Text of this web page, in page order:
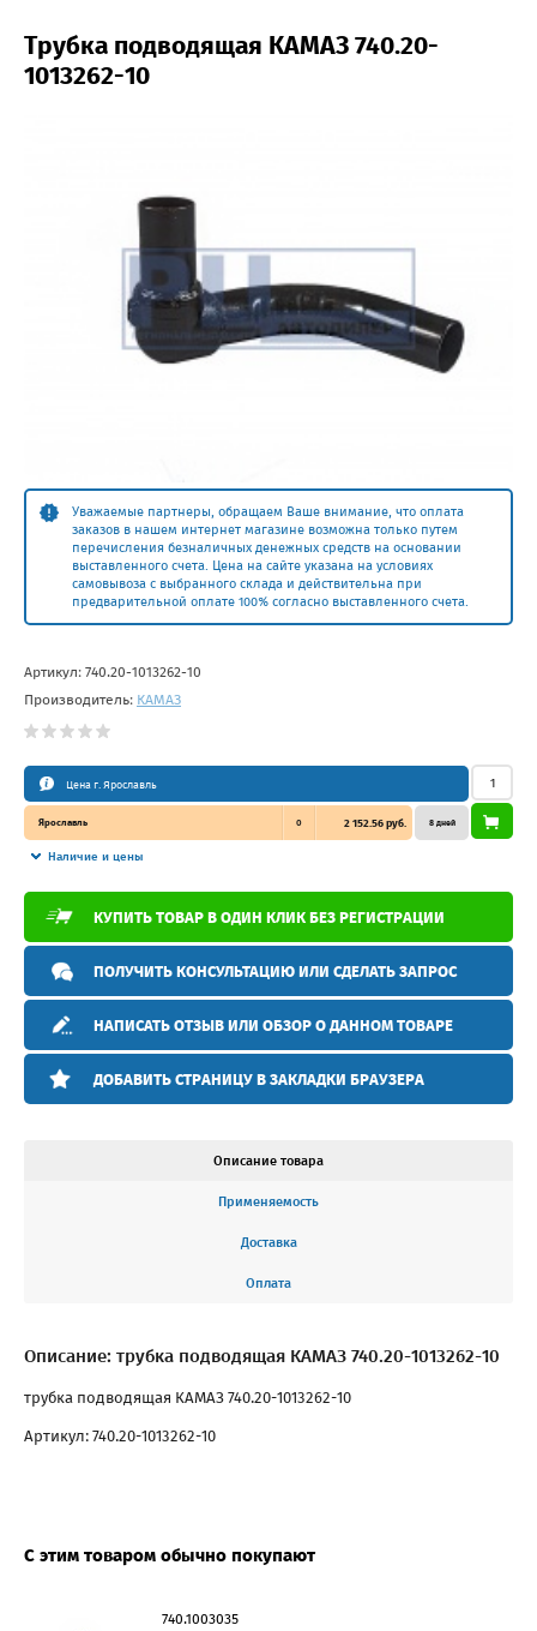
Трубка подводящая КАМАЗ 740.20-
1013262-10
Уважаемые партнеры, обращаем Ваше внимание, что оплата
заказов в нашем интернет магазине возможна только путем
перечисления безналичных денежных средств на основании
выставленного счета. Цена на сайте указана на условиях
самовывоза с выбранного склада и действительна при
предварительной оплате 100% согласно выставленного счета.
Артикул: 740.20-1013262-10
Производитель: КАМАЗ
Цена г. Ярославль
Ярославль 0 2 152.56 руб.
Наличие и цены
8 дней
КУПИТЬ ТОВАР В ОДИН КЛИК БЕЗ РЕГИСТРАЦИИ
ПОЛУЧИТЬ КОНСУЛЬТАЦИЮ ИЛИ СДЕЛАТЬ ЗАПРОС
НАПИСАТЬ ОТЗЫВ ИЛИ ОБЗОР О ДАННОМ ТОВАРЕ
ДОБАВИТЬ СТРАНИЦУ В ЗАКЛАДКИ БРАУЗЕРА
Описание товара
Применяемость
Доставка
Оплата
Описание: трубка подводящая КАМАЗ 740.20-1013262-10
трубка подводящая КАМАЗ 740.20-1013262-10
Артикул: 740.20-1013262-10
С этим товаром обычно покупают
740.1003035